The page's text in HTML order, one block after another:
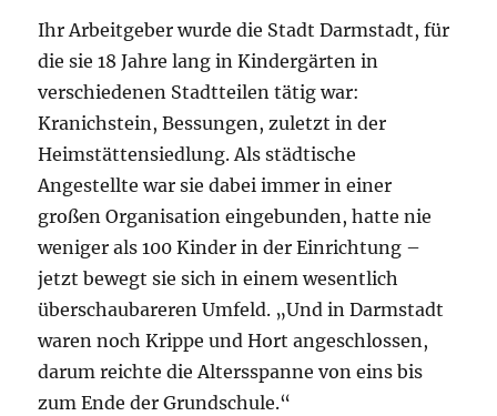
Ihr Arbeitgeber wurde die Stadt Darmstadt, für
die sie 18 Jahre lang in Kindergärten in
verschiedenen Stadtteilen tätig war:
Kranichstein, Bessungen, zuletzt in der
Heimstättensiedlung. Als städtische
Angestellte war sie dabei immer in einer
großen Organisation eingebunden, hatte nie
weniger als 100 Kinder in der Einrichtung –
jetzt bewegt sie sich in einem wesentlich
überschaubareren Umfeld. „Und in Darmstadt
waren noch Krippe und Hort angeschlossen,
darum reichte die Altersspanne von eins bis
zum Ende der Grundschule.“